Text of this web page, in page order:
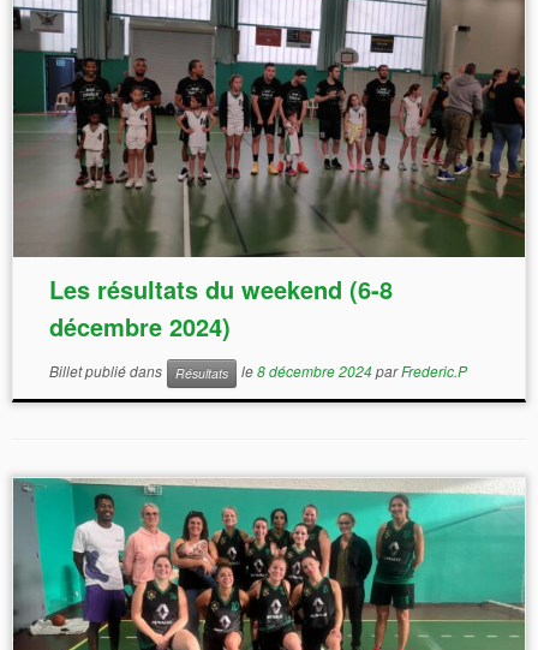
Les résultats du weekend (6-8
décembre 2024)
Billet publié dans Résultats le8 décembre 2024parFrederic.P